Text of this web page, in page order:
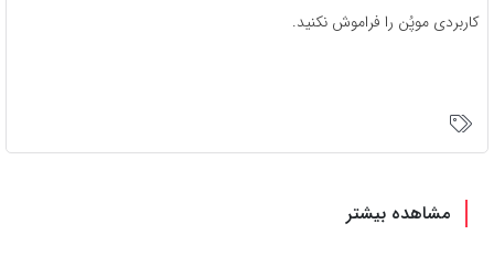
کاربردی موپُن را فراموش نکنید.
مشاهده بیشتر